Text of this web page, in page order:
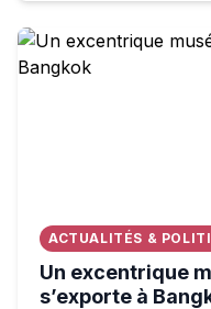
Un excentrique musée
ACTUALITÉS &
Un excentrique
s’exporte à